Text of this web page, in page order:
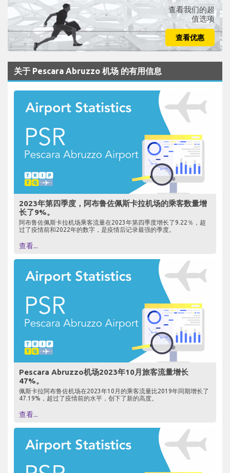
查看我们的超
值选项
查看优惠
关于 Pescara Abruzzo 机场 的有用信息
2023年第四季度，阿布鲁佐佩斯卡拉机场的乘客数量增
长了9%。
阿布鲁佐佩斯卡拉机场乘客流量在2023年第四季度增长了9.22％，超
过了疫情前和2022年的数字，是疫情后记录最强的季度。
查看...
Pescara Abruzzo机场2023年10月旅客流量增长
47%。
佩斯卡拉阿布鲁佐机场在2023年10月的乘客流量比2019年同期增长了
47.19%，超过了疫情前的水平，创下了新的高度。
查看...